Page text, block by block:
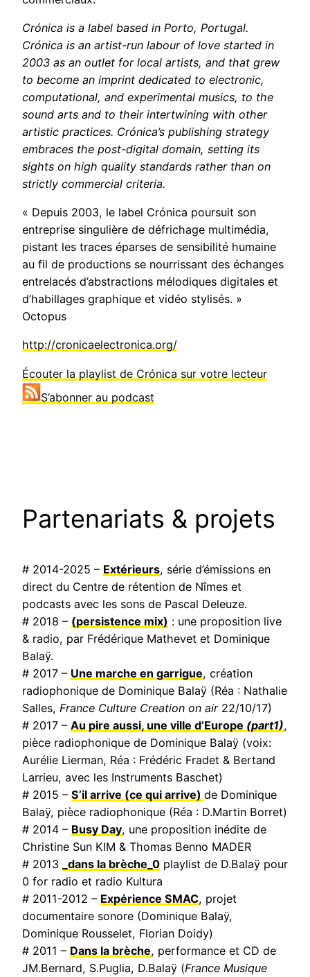
Crónica is a label based in Porto, Portugal.
Crónica is an artist-run labour of love started in
2003 as an outlet for local artists, and that grew
to become an imprint dedicated to electronic,
computational, and experimental musics, to the
sound arts and to their intertwining with other
artistic practices. Crónica’s publishing strategy
embraces the post-digital domain, setting its
sights on high quality standards rather than on
strictly commercial criteria.
« Depuis 2003, le label Crónica poursuit son
entreprise singulière de défrichage multimédia,
pistant les traces éparses de sensibilité humaine
au fil de productions se nourrissant des échanges
entrelacés d’abstractions mélodiques digitales et
d’habillages graphique et vidéo stylisés. »
Octopus
http://cronicaelectronica.org/
Écouter la playlist de Crónica sur votre lecteur
S’abonner au podcast
Partenariats & projets
# 2014-2025 – Extérieurs, série d’émissions en
direct du Centre de rétention de Nîmes et
podcasts avec les sons de Pascal Deleuze.
# 2018 – (persistence mix) : une proposition live
& radio, par Frédérique Mathevet et Dominique
Balaÿ.
# 2017 – Une marche en garrigue, création
radiophonique de Dominique Balaÿ (Réa : Nathalie
Salles, France Culture Creation on air22/10/17)
# 2017 – Au pire aussi, une ville d’Europe (part1),
pièce radiophonique de Dominique Balaÿ (voix:
Aurélie Lierman, Réa : Frédéric Fradet & Bertand
Larrieu, avec les Instruments Baschet)
# 2015 – S’il arrive (ce qui arrive) de Dominique
Balaÿ, pièce radiophonique (Réa : D.Martin Borret)
# 2014 – Busy Day, une proposition inédite de
Christine Sun KIM & Thomas Benno MADER
# 2013
_dans la brèche_0 playlist de D.Balaÿ pour
0 for radio et radio Kultura
# 2011-2012 – Expérience SMAC, projet
documentaire sonore (Dominique Balaÿ,
Dominique Rousselet, Florian Doidy)
# 2011 – Dans la brèche, performance et CD de
JM.Bernard, S.Puglia, D.Balaÿ (France Musique